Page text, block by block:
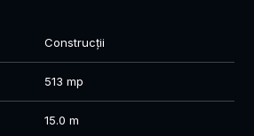
Construcții
513 mp
15.0 m